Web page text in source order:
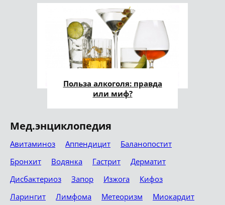
Польза алкоголя: правда
или миф?
Мед.энциклопедия
Авитаминоз Аппендицит
Баланопостит
Бронхит
Водянка Гастрит
Дерматит
Дисбактериоз
Запор Изжога
Кифоз
Ларингит
Лимфома Метеоризм
Миокардит